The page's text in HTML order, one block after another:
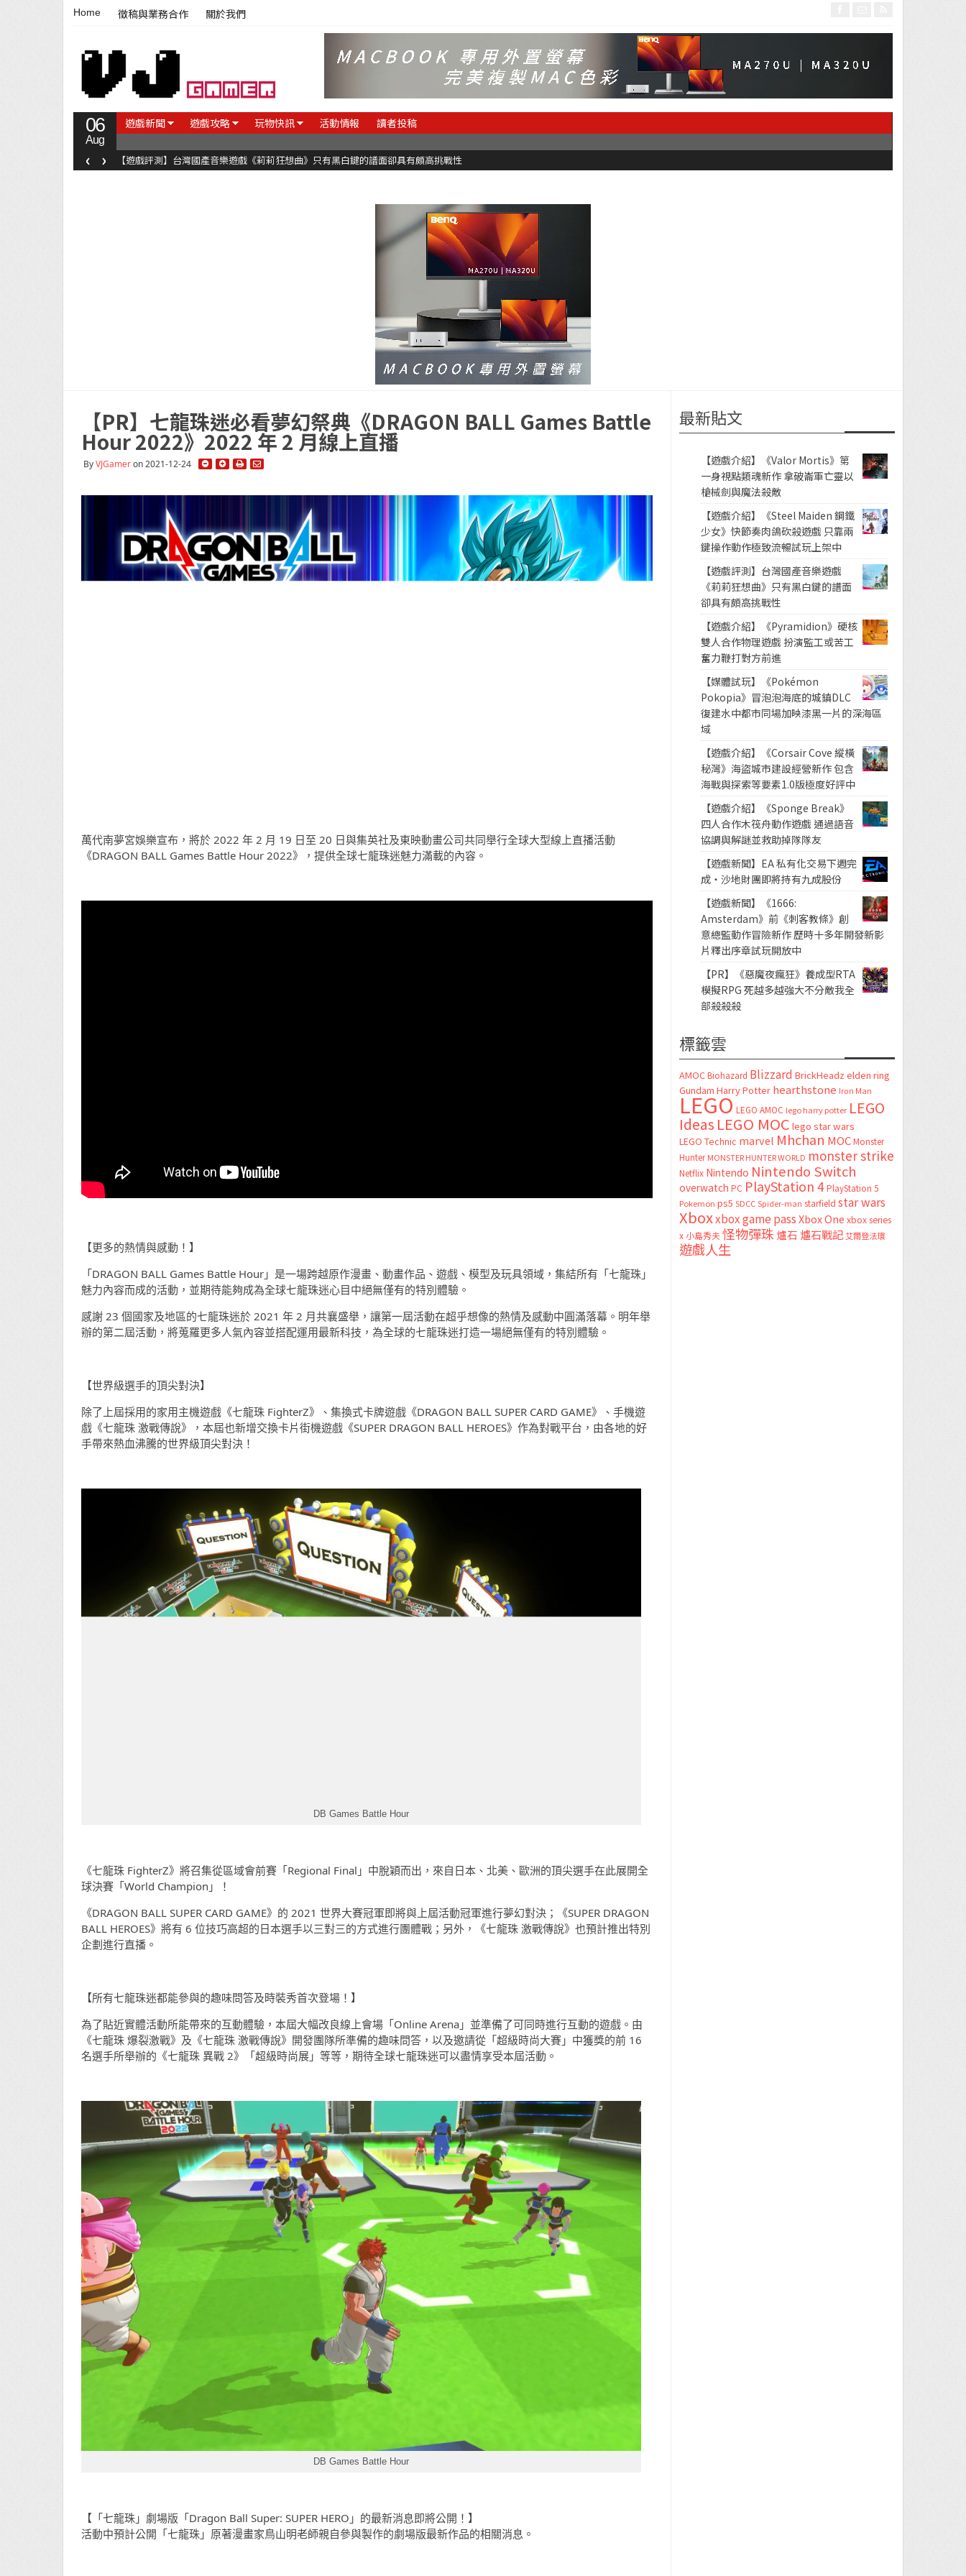
Home 徵稿與業務合作 關於我們
06
Aug
遊戲新聞 遊戲攻略 玩物快訊 活動情報 讀者投稿
【遊戲評測】台灣國產音樂遊戲《莉莉狂想曲》只有黑白鍵的譜面卻具有頗高挑戰性
‹ ›
【PR】七龍珠迷必看夢幻祭典《DRAGON BALL Games Battle
Hour 2022》2022 年 2 月線上直播
ByVJGameron 2021-12-24
萬代南夢宮娛樂宣布，將於 2022 年 2 月 19 日至 20 日與集英社及東映動畫公司共同舉行全球大型線上直播活動
《DRAGON BALL Games Battle Hour 2022》，提供全球七龍珠迷魅力滿載的內容。
【更多的熱情與感動！】
「DRAGON BALL Games Battle Hour」是一場跨越原作漫畫、動畫作品、遊戲、模型及玩具領域，集結所有「七龍珠」
魅力內容而成的活動，並期待能夠成為全球七龍珠迷心目中絕無僅有的特別體驗。
感謝 23 個國家及地區的七龍珠迷於 2021 年 2 月共襄盛舉，讓第一屆活動在超乎想像的熱情及感動中圓滿落幕。明年舉
辦的第二屆活動，將蒐羅更多人氣內容並搭配運用最新科技，為全球的七龍珠迷打造一場絕無僅有的特別體驗。
【世界級選手的頂尖對決】
除了上屆採用的家用主機遊戲《七龍珠 FighterZ》、集換式卡牌遊戲《DRAGON BALL SUPER CARD GAME》、手機遊
戲《七龍珠 激戰傳說》，本屆也新增交換卡片街機遊戲《SUPER DRAGON BALL HEROES》作為對戰平台，由各地的好
手帶來熱血沸騰的世界級頂尖對決！
DB Games Battle Hour
《七龍珠 FighterZ》將召集從區域會前賽「Regional Final」中脫穎而出，來自日本、北美、歐洲的頂尖選手在此展開全
球決賽「World Champion」！
《DRAGON BALL SUPER CARD GAME》的 2021 世界大賽冠軍即將與上屆活動冠軍進行夢幻對決；《SUPER DRAGON
BALL HEROES》將有 6 位技巧高超的日本選手以三對三的方式進行團體戰；另外，《七龍珠 激戰傳說》也預計推出特別
企劃進行直播。
【所有七龍珠迷都能參與的趣味問答及時裝秀首次登場！】
為了貼近實體活動所能帶來的互動體驗，本屆大幅改良線上會場「Online Arena」並準備了可同時進行互動的遊戲。由
《七龍珠 爆裂激戰》及《七龍珠 激戰傳說》開發團隊所準備的趣味問答，以及邀請從「超級時尚大賽」中獲獎的前 16
名選手所舉辦的《七龍珠 異戰 2》「超級時尚展」等等，期待全球七龍珠迷可以盡情享受本屆活動。
DB Games Battle Hour
【「七龍珠」劇場版「Dragon Ball Super: SUPER HERO」的最新消息即將公開！】
活動中預計公開「七龍珠」原著漫畫家鳥山明老師親自參與製作的劇場版最新作品的相關消息。
最新貼文
【遊戲介紹】《Valor Mortis》第
一身視點類魂新作 拿破崙軍亡靈以
槍械劍與魔法殺敵
【遊戲介紹】《Steel Maiden 鋼鐵
少女》快節奏肉鴿砍殺遊戲 只靠兩
鍵操作動作極致流暢試玩上架中
【遊戲評測】台灣國產音樂遊戲
《莉莉狂想曲》只有黑白鍵的譜面
卻具有頗高挑戰性
【遊戲介紹】《Pyramidion》硬核
雙人合作物理遊戲 扮演監工或苦工
奮力鞭打對方前進
【媒體試玩】《Pokémon
Pokopia》冒泡泡海底的城鎮DLC
復建水中都市同場加映漆黑一片的深海區
域
【遊戲介紹】《Corsair Cove 縱橫
秘灣》海盜城市建設經營新作 包含
海戰與探索等要素1.0版極度好評中
【遊戲介紹】《Sponge Break》
四人合作木筏舟動作遊戲 通過語音
協調與解謎並救助掉隊隊友
【遊戲新聞】EA 私有化交易下週完
成・沙地財團即將持有九成股份
【遊戲新聞】《1666:
Amsterdam》前《刺客教條》創
意總監動作冒險新作 歷時十多年開發新影
片釋出序章試玩開放中
【PR】《惡魔夜瘋狂》養成型RTA
模擬RPG 死越多越強大不分敵我全
部殺殺殺
標籤雲
AMOC Biohazard Blizzard BrickHeadz elden ring
Gundam Harry Potter hearthstone Iron Man
LEGO LEGO AMOC lego harry potter LEGO
Ideas LEGO MOC lego star wars
LEGO Technic marvel Mhchan MOC Monster
Hunter MONSTER HUNTER WORLD monster strike
Netflix Nintendo Nintendo Switch
overwatch PC PlayStation 4 PlayStation 5
Pokemon ps5 SDCC Spider-man starfield star wars
Xboxxbox game passXbox One xbox series
x 小島秀夫怪物彈珠 爐石 爐石戰記艾爾登法環
遊戲人生